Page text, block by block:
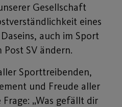
Gesellschaft
eines
auch im Sport
SV ändern.
Sporttreibenden,
und Freude aller
„Was gefällt dir